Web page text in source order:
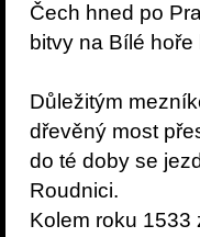
Čech hned po
bitvy na Bílé
Důležitým
dřevěný most
do té doby se
Roudnici.
Kolem roku 1533